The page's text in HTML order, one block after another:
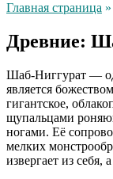
Главная страница »
Древние:
Шаб-Ниггурат —
является
гигантское,
щупальцами
ногами. Её
мелких
извергает из себя,